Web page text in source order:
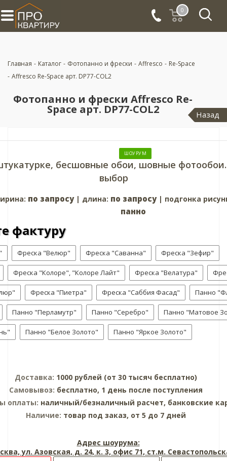
0
Главная - Каталог - Фотопанно и фрески - Affresco - Re-Space
- Affresco Re-Space арт. DP77-COL2
Фотопанно и фрески Affresco Re-
Space арт. DP77-COL2 Назад
ШОУРУМ
бесшовные обои, шовные
выбор
по запросу| длина: по запросу| подгонка
панно
фактуру
Фреска "Велюр" Фреска "Саванна" Фреска "Зефир"
Фреска "Колоре", "Колоре Лайт" Фреска "Велатура"
Фреска "Пиетра" Фреска "Саббия Фасад" Панно
Панно "Перламутр" Панно "Серебро" Панно "Матовое
Панно "Белое Золото" Панно "Яркое Золото"
Доставка: 1000 рублей (от 30 тысяч бесплатно)
Самовывоз: бесплатно, 1 день после поступления
оплаты: наличный/безналичный расчет, банковские
Наличие: товар под заказ, от 5 до 7 дней
Адрес шоурума:
ул. Азовская, д. 24, к. 3, офис 71, ст.м.